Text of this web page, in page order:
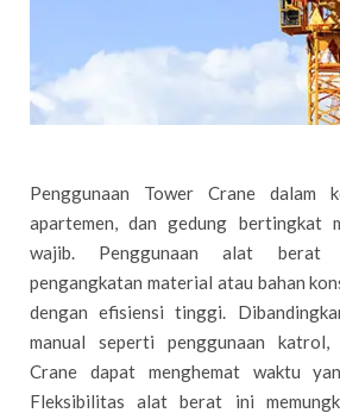
Penggunaan Tower Crane dalam
apartemen, dan gedung bertingkat
wajib. Penggunaan alat berat
pengangkatan material atau bahan
dengan efisiensi tinggi.
manual seperti penggunaan katrol,
Crane dapat menghemat waktu
Fleksibilitas alat berat ini